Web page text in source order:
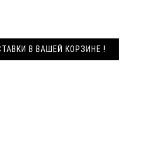
В ВАШЕЙ КОРЗИНЕ !